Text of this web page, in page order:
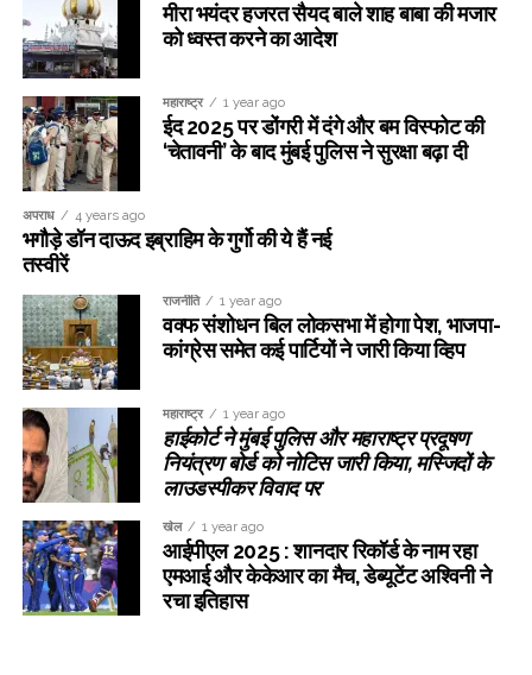
मीरा भयंदर हजरत सैयद बाले शाह बाबा की मजार
को ध्वस्त करने का आदेश
महाराष्ट्र 1 year ago
ईद 2025 पर डोंगरी में दंगे और बम विस्फोट की
‘चेतावनी’ के बाद मुंबई पुलिस ने सुरक्षा बढ़ा दी
अपराध 4 years ago
भगौड़े डॉन दाऊद इब्राहिम के गुर्गो की ये हैं नई
तस्वीरें
राजनीति 1 year ago
वक्फ संशोधन बिल लोकसभा में होगा पेश, भाजपा-
कांग्रेस समेत कई पार्टियों ने जारी किया व्हिप
महाराष्ट्र 1 year ago
हाईकोर्ट ने मुंबई पुलिस और महाराष्ट्र प्रदूषण
नियंत्रण बोर्ड को नोटिस जारी किया, मस्जिदों के
लाउडस्पीकर विवाद पर
खेल 1 year ago
आईपीएल 2025 : शानदार रिकॉर्ड के नाम रहा
एमआई और केकेआर का मैच, डेब्यूटेंट अश्विनी ने
रचा इतिहास